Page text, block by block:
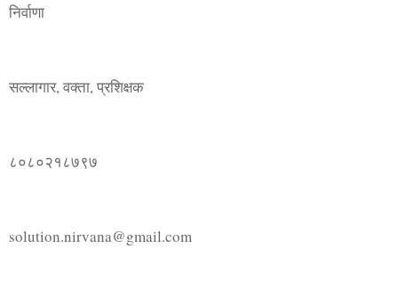
निर्वाणा
सल्लागार, वक्ता, प्रशिक्षक
८०८०२१८७९७
solution.nirvana@gmail.com